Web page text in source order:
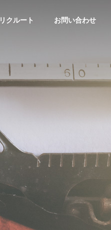
リクルート お問い合わせ